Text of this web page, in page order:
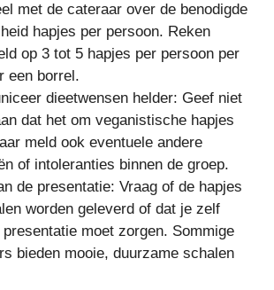
met de cateraar over de benodigde
hapjes per persoon. Reken
op 3 tot 5 hapjes per persoon per
een borrel.
dieetwensen helder: Geef niet
dat het om veganistische hapjes
meld ook eventuele andere
of intoleranties binnen de groep.
de presentatie: Vraag of de hapjes
worden geleverd of dat je zelf
moet zorgen. Sommige
bieden mooie, duurzame schalen